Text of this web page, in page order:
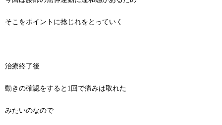
そこをポイントに捻じれをとっていく
治療終了後
動きの確認をすると1回で痛みは取れた
みたいのなので